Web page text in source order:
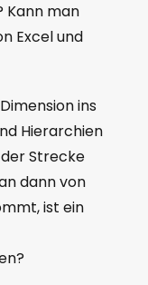
Kann man
Excel und
ins
Hierarchien
Strecke
dann von
ist ein